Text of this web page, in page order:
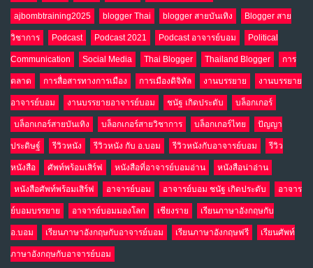
10 อินโดนีเซีย กับเกมอำนาจที่มองไม่เห็น
เม.ย. 19, 2026
NO COMMENTS
ajbombtraining2025 blogger Thai blogger สายบันเทิง Blogger สาย
วิชาการ Podcast Podcast 2021 Podcast อาจารย์บอม Political
Communication Social Media Thai Blogger Thailand Blogger การ
ตลาด การสื่อสารทางการเมือง การเมืองดิจิทัล งานบรรยาย งานบรรยาย
อาจารย์บอม งานบรรยายอาจารย์บอม ชนัฐ เกิดประดับ บล็อกเกอร์
บล็อกเกอร์สายบันเทิง บล็อกเกอร์สายวิชาการ บล็อกเกอร์ไทย ปัญญา
ประดิษฐ์ รีวิวหนัง รีวิวหนัง กับ อ.บอม รีวิวหนังกับอาจารย์บอม รีวิว
หนังสือ ศัพท์พร้อมเสิร์ฟ หนังสือที่อาจารย์บอมอ่าน หนังสือน่าอ่าน
หนังสือศัพท์พร้อมเสิร์ฟ อาจารย์บอม อาจารย์บอม ชนัฐ เกิดประดับ อาจาร
ย์บอมบรรยาย อาจารย์บอมมองโลก เชียงราย เรียนภาษาอังกฤษกับ
อ.บอม เรียนภาษาอังกฤษกับอาจารย์บอม เรียนภาษาอังกฤษฟรี เรียนศัพท์
ภาษาอังกฤษกับอาจารย์บอม